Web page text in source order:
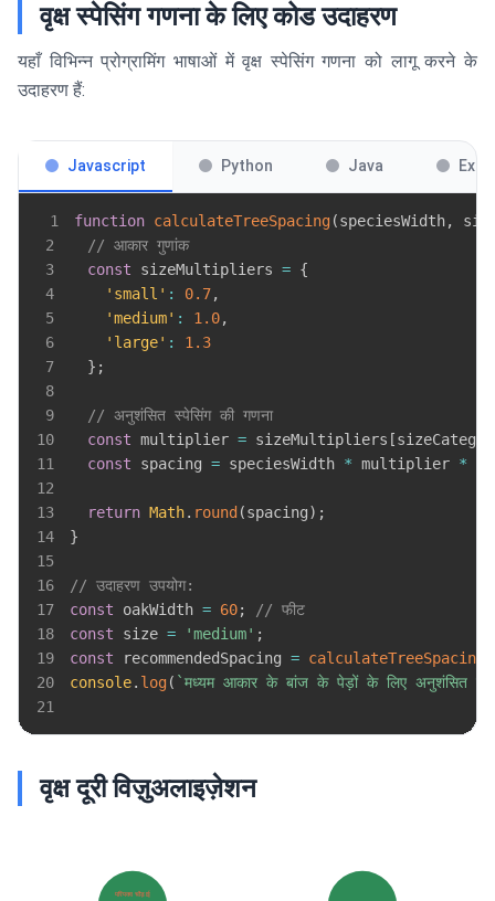
वृक्ष स्पेसिंग गणना के लिए कोड उदाहरण
यहाँ विभिन्न प्रोग्रामिंग भाषाओं में वृक्ष स्पेसिंग गणना को लागू करने के
उदाहरण हैं:
Javascript Python Java
1 function calculateTreeSpacing(speciesWidth,
2
// आकार गुणांक
3
const sizeMultipliers = {
4
'small' : 0.7,
5
'medium' : 1.0,
6
'large' :
1.3
7
} ;
8
9
// अनुशंसित स्पेसिंग की गणना
10
const multiplier = sizeMultipliers [
11
const spacing = speciesWidth * multiplier *
12
13
return Math. round (spacing) ;
14
}
15
16
// उदाहरण उपयोग:
17
const oakWidth = 60;
// फीट
18
const size = 'medium' ;
19
const recommendedSpacing = calculateTreeSpacing
20
console. log( `मध्यम आकार के बांज के पेड़ों के लिए अनुशंसित
21
वृक्ष दूरी विज़ुअलाइज़ेशन
परिपक्व चौड़ाई